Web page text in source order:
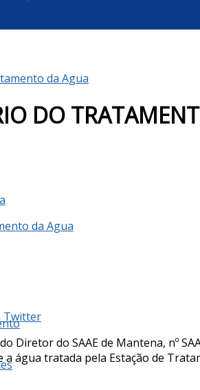
da Agua
DO
da Agua
Twitter
Diretor do SAAE de Mantena, nº
a água tratada pela Estação de